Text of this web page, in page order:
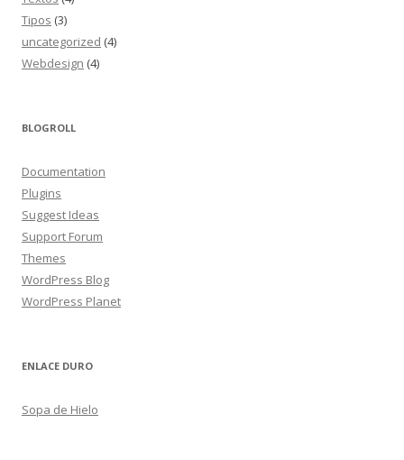
Tipos (3)
uncategorized (4)
Webdesign (4)
BLOGROLL
Documentation
Plugins
Suggest Ideas
Support Forum
Themes
WordPress Blog
WordPress Planet
ENLACE DURO
Sopa de Hielo